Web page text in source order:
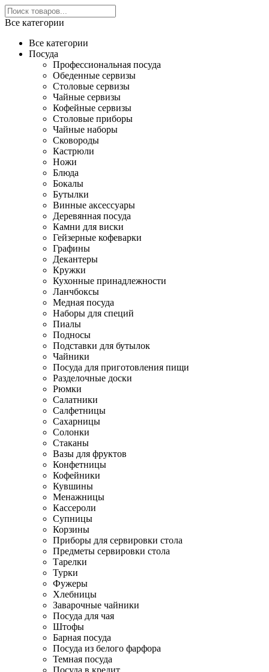
Все категории
Все категории
Посуда
Профессиональная посуда
Обеденные сервизы
Столовые сервизы
Чайные сервизы
Кофейные сервизы
Столовые приборы
Чайные наборы
Сковороды
Кастрюли
Ножи
Блюда
Бокалы
Бутылки
Винные аксессуары
Деревянная посуда
Камни для виски
Гейзерные кофеварки
Графины
Декантеры
Кружки
Кухонные принадлежности
Ланчбоксы
Медная посуда
Наборы для специй
Пиалы
Подносы
Подставки для бутылок
Чайники
Посуда для приготовления пищи
Разделочные доски
Рюмки
Салатники
Салфетницы
Сахарницы
Солонки
Стаканы
Вазы для фруктов
Конфетницы
Кофейники
Кувшины
Менажницы
Кассероли
Супницы
Корзины
Приборы для сервировки стола
Предметы сервировки стола
Тарелки
Турки
Фужеры
Хлебницы
Заварочные чайники
Посуда для чая
Штофы
Барная посуда
Посуда из белого фарфора
Темная посуда
Посуда в кредит